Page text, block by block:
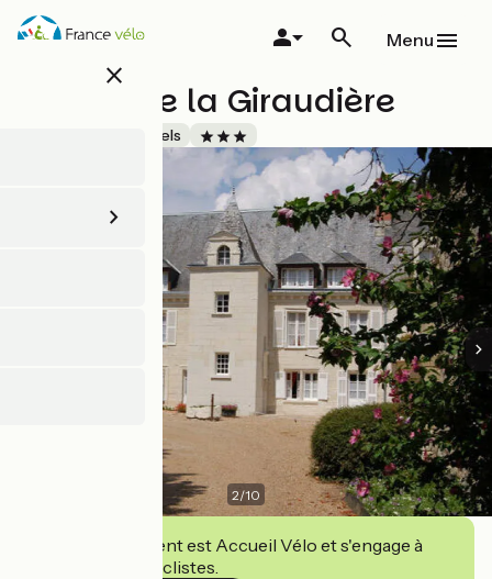
Aller
au
close
Menu
Manoir de la Giraudière
Hôtels
2/10
Cet établissement est Accueil Vélo et s'engage à
accueillir des cyclistes.